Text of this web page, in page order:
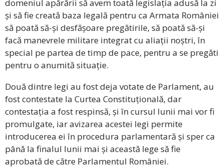
domeniul apărării să avem toată legislația adusă la zi
și să fie creată baza legală pentru ca Armata României
să poată să-și desfășoare pregătirile, să poată să-și
facă manevrele militare integrat cu aliații noștri, în
special pe partea de timp de pace, pentru a se pregăti
pentru o anumită situație.
Două dintre legi au fost deja votate de Parlament, au
fost contestate la Curtea Constituțională, dar
contestația a fost respinsă, și în cursul lunii mai vor fi
promulgate, iar avizarea acestei legi permite
introducerea ei în procedura parlamentară și sper ca
până la finalul lunii mai și această lege să fie
aprobată de către Parlamentul României.